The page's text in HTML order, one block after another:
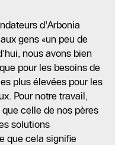
d'Arbonia
gens «un peu de
nous avons bien
pour les besoins de
plus élevées pour les
Pour notre travail,
celle de nos pères
solutions
que cela signifie